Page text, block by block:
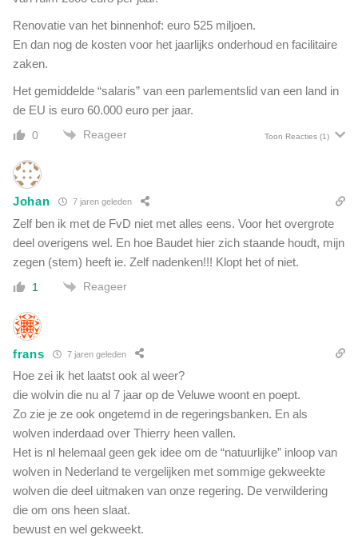
r
e
n
v
a
l
e
n
d
o
p
r
e
p
Renovatie van het binnenhof: euro 525 miljoen.
En dan nog de kosten voor het jaarlijks onderhoud en facilitaire
zaken.
Het gemiddelde “salaris” van een parlementslid van een land in
de EU is euro 60.000 euro per jaar.
0 Reageer Toon Reacties (1)
Johan 7 jaren geleden
Zelf ben ik met de FvD niet met alles eens. Voor het overgrote
deel overigens wel. En hoe Baudet hier zich staande houdt, mijn
zegen (stem) heeft ie. Zelf nadenken!!! Klopt het of niet.
1 Reageer
frans 7 jaren geleden
Hoe zei ik het laatst ook al weer?
die wolvin die nu al 7 jaar op de Veluwe woont en poept.
Zo zie je ze ook ongetemd in de regeringsbanken. En als
wolven inderdaad over Thierry heen vallen.
Het is nl helemaal geen gek idee om de “natuurlijke” inloop van
wolven in Nederland te vergelijken met sommige gekweekte
wolven die deel uitmaken van onze regering. De verwildering
die om ons heen slaat.
bewust en wel gekweekt.